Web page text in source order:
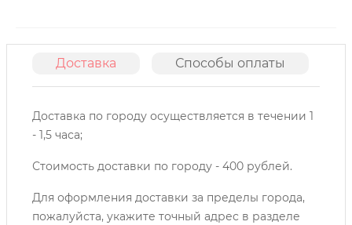
Доставка Способы оплаты
Доставка по городу осуществляется в течении 1
- 1,5 часа;
Стоимость доставки по городу - 400 рублей.
Для оформления доставки за пределы города,
пожалуйста, укажите точный адрес в разделе